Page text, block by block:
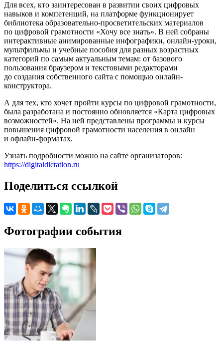
Для всех, кто заинтересован в развитии своих цифровых
навыков и компетенций, на платформе функционирует
библиотека образовательно-просветительских материалов
по цифровой грамотности «Хочу все знать». В ней собраны
интерактивные анимированные инфографики, онлайн-уроки,
мультфильмы и учебные пособия для разных возрастных
категорий по самым актуальным темам: от базового
пользования браузером и текстовыми редакторами
до создания собственного сайта с помощью онлайн-
конструктора.
А для тех, кто хочет пройти курсы по цифровой грамотности,
была разработана и постоянно обновляется «Карта цифровых
возможностей». На ней представлены программы и курсы
повышения цифровой грамотности населения в онлайн
и офлайн-форматах.
Узнать подробности можно на сайте организаторов:
https://digitaldictation.ru
Поделиться ссылкой
Фотографии события